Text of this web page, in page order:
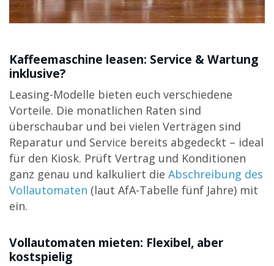
Kaffeemaschine leasen: Service & Wartung
inklusive?
Leasing-Modelle bieten euch verschiedene
Vorteile. Die monatlichen Raten sind
überschaubar und bei vielen Verträgen sind
Reparatur und Service bereits abgedeckt – ideal
für den Kiosk. Prüft Vertrag und Konditionen
ganz genau und kalkuliert die Abschreibung des
Vollautomaten (laut AfA-Tabelle fünf Jahre) mit
ein.
Vollautomaten mieten: Flexibel, aber
kostspielig